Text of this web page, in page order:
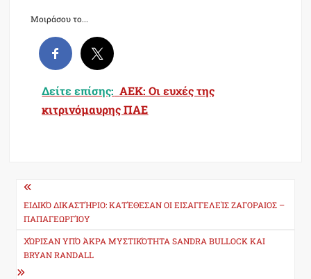
Μοιράσου το...
Δείτε επίσης: AEK: Oι ευχές της
κιτρινόμαυρης ΠΑΕ
Post
navigation
ΕΙΔΙΚΌ ΔΙΚΑΣΤΉΡΙΟ: ΚΑΤΈΘΕΣΑΝ ΟΙ ΕΙΣΑΓΓΕΛΕΊΣ ΖΑΓΟΡΑΙΟΣ –
ΠΑΠΑΓΕΩΡΓΊΟΥ
ΧΏΡΙΣΑΝ ΥΠΌ ΆΚΡΑ ΜΥΣΤΙΚΌΤΗΤΑ SANDRA BULLOCK ΚΑΙ
BRYAN RANDALL